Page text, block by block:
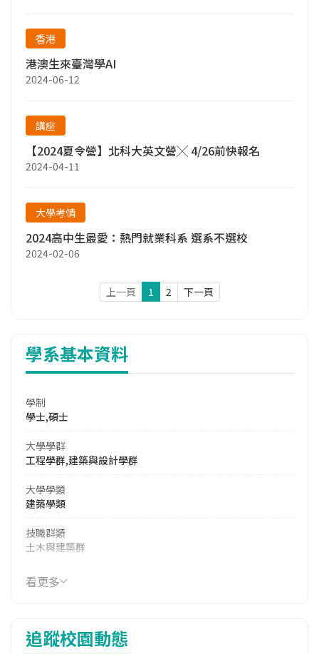
香港
港澳生來臺灣學AI
2024-06-12
講座
【2024夏令營】北科大英文營╳ 4/26前快報名
2024-04-11
大學考情
2024高中生最愛：熱門就業科系 選系不選校
2024-02-06
上一頁 1 2 下一頁
學系基本資料
學制
學士,碩士
大學學群
工程學群,建築與設計學群
大學學類
建築學類
技職群類
土木與建築群
114年學費
16,446 元/學期
10,450 元/學期
看更多
追蹤校園動態